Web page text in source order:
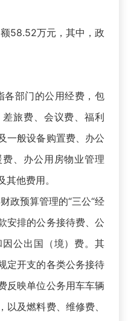
58.52万元，其中，政
各部门的公用经费，包
旅费、会议费、福利
一般设备购置费、办公
、办公用房物业管理
他费用。
政预算管理的“三公“经
安排的公务接待费、公
公出国（境）费。其
定开支的各类公务接待
反映单位公务用车车辆
以及燃料费、维修费、